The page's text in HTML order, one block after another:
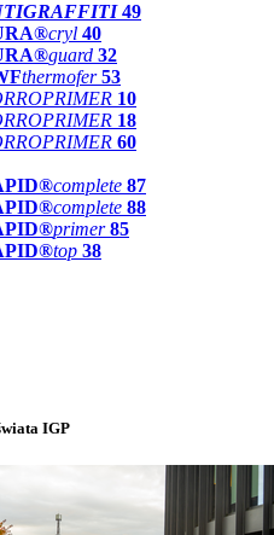
49
cryl 40
guard 32
thermofer 53
10
18
60
complete 87
complete 88
primer 85
top 38
IGP